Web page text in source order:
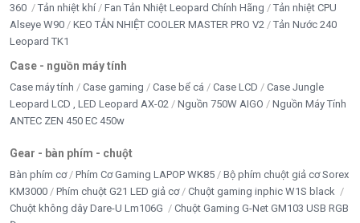
360
Tản nhiệt khí Fan Tản Nhiệt Leopard Chính Hãng
Tản nhiệt CPU
Alseye W90
KEO TẢN NHIỆT COOLER MASTER PRO V2
Tản Nước 240
Leopard TK1
Case - nguồn máy tính
Case máy tính Case gaming Case bể cá Case LCD
Case Jungle
Leopard LCD , LED Leopard AX-02
Nguồn 750W AIGO
Nguồn Máy Tính
ANTEC ZEN 450 EC 450w
Gear - bàn phím - chuột
Bàn phím cơ Phím Cơ Gaming LAPOP WK85
Bộ phím chuột giả cơ Sorex
KM3000
Phím chuột G21 LED giả cơ
Chuột gaming inphic W1S black
Chuột không dây Dare-U Lm106G
Chuột Gaming G-Net GM103 USB RGB